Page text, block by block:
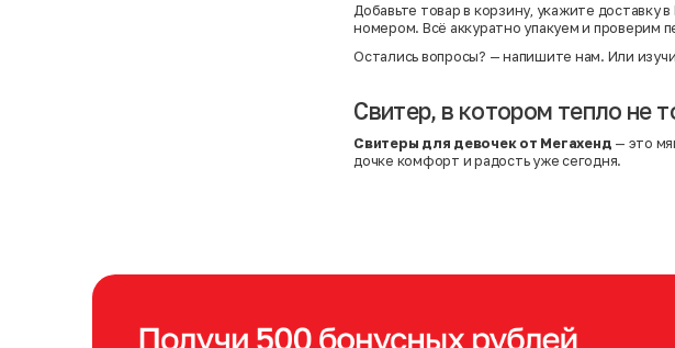
Добавьте товар в корзину, укажите
номером. Всё аккуратно упакуем и проверим
Остались вопросы? — напишите нам. Или
Свитер, в котором тепло не
Свитеры для девочек от Мегахенд — это
дочке комфорт и радость уже сегодня.